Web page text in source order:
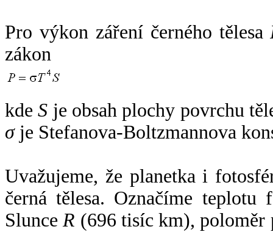
Pro výkon záření černého tělesa
zákon
kdeS je obsah plochy povrchu
σje Stefanova-Boltzmannova
Uvažujeme, že planetka i
černá tělesa. Označíme
SlunceR (696 tisíc km),